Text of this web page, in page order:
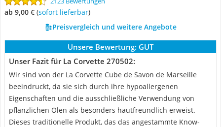
ab 9,00 € ( Sofort lieferbar)
Preisvergleich und weitere Angebote
Unsere Bewertung: GUT
Unser Fazit für La Corvette 270502:
Wir sind von der La Corvette Cube de Savon de Marseille
beeindruckt, da sie sich durch ihre hypoallergenen
Eigenschaften und die ausschließliche Verwendung von
pflanzlichen Ölen als besonders hautfreundlich erweist.
Dieses traditionelle Produkt, das das angestammte Know-